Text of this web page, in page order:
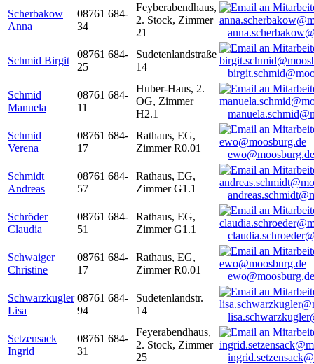
Scherbakow
Anna
08761 684-
34
Feyberabendhaus,
2. Stock, Zimmer
21
Schmid Birgit
08761 684-
25
Sudetenlandstraße
14
Schmid
Manuela
08761 684-
11
Huber-Haus, 2.
OG, Zimmer
H2.1
Schmid
Verena
08761 684-
17
Rathaus, EG,
Zimmer R0.01
ewo@moosburg.de
Schmidt
Andreas
08761 684-
57
Rathaus, EG,
Zimmer G1.1
Schröder
Claudia
08761 684-
51
Rathaus, EG,
Zimmer G1.1
Schwaiger
Christine
08761 684-
17
Rathaus, EG,
Zimmer R0.01
ewo@moosburg.de
Schwarzkugler
Lisa
08761 684-
94
Sudetenlandstr.
14
Setzensack
Ingrid
08761 684-
31
Feyerabendhaus,
2. Stock, Zimmer
25